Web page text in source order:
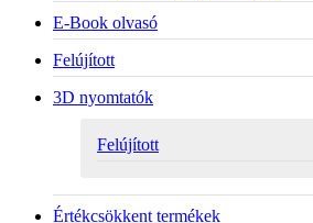
E-Book olvasó
Felújított
3D nyomtatók
Felújított
Értékcsökkent termékek